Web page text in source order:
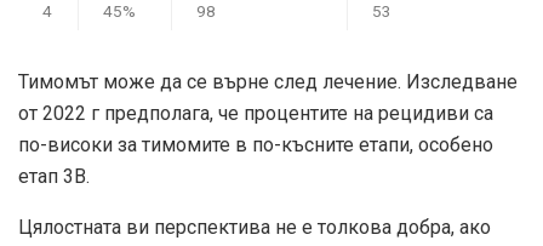
4 45% 98 53
Тимомът може да се върне след лечение. Изследване
от 2022 г предполага, че процентите на рецидиви са
по-високи за тимомите в по-късните етапи, особено
етап 3B.
Цялостната ви перспектива не е толкова добра, ако